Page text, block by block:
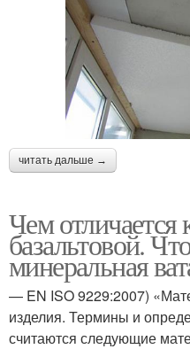
читать дальше →
Чем отличается
базальтовой.
минеральная
— EN ISO 9229:2007)
изделия. Термины и
считаются следующие